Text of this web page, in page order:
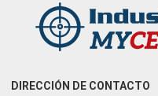
DIRECCIÓN DE CONTACTO